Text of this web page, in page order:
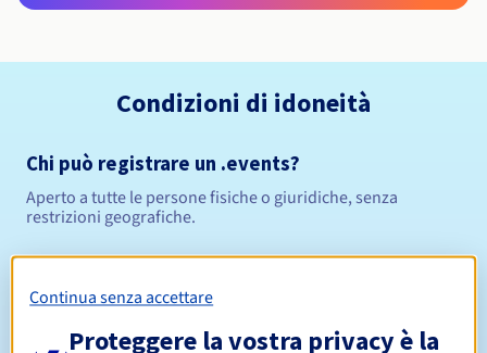
Condizioni di idoneità
Chi può registrare un .events?
Aperto a tutte le persone fisiche o giuridiche, senza
restrizioni geografiche.
Regole di gestione e notifiche
Continua senza accettare
Proteggere la vostra privacy è la